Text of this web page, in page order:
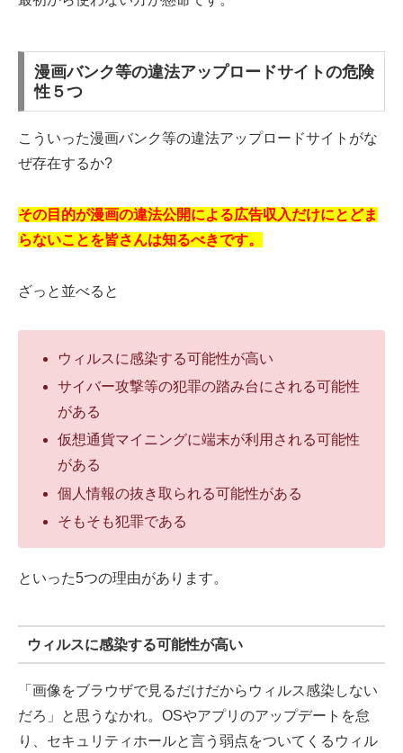
漫画バンク等の違法アップロードサイトの危険
性５つ
こういった漫画バンク等の違法アップロードサイトがな
ぜ存在するか?
その目的が漫画の違法公開による広告収入だけにとどま
らないことを皆さんは知るべきです。
ざっと並べると
ウィルスに感染する可能性が高い
サイバー攻撃等の犯罪の踏み台にされる可能性
がある
仮想通貨マイニングに端末が利用される可能性
がある
個人情報の抜き取られる可能性がある
そもそも犯罪である
といった5つの理由があります。
ウィルスに感染する可能性が高い
「画像をブラウザで見るだけだからウィルス感染しない
だろ」と思うなかれ。OSやアプリのアップデートを怠
り、セキュリティホールと言う弱点をついてくるウィル